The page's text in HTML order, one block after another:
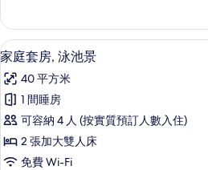
泳
池
景
的
相
片
房,
泳
池
景
詳
情
載
入
所
有
家
庭
家
6
家庭套房, 泳池景
40 平方米
1 間睡房
可容納 4 人 (按實質預訂人數入住)
2 張加大雙人床
免費 Wi-Fi